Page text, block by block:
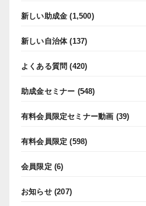
新しい助成金 (1,500)
新しい自治体(137)
よくある質問 (420)
助成金セミナー (548)
有料会員限定セミナー動画 (39)
有料会員限定 (598)
会員限定 (6)
お知らせ(207)